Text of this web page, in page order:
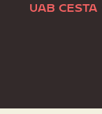
UAB CESTA